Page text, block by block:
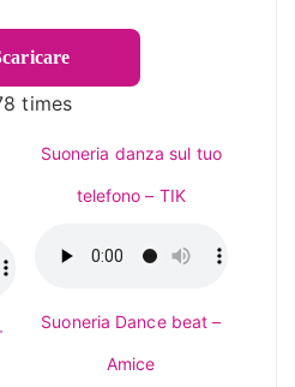
times
Suoneria danza sul tuo
telefono – TIK
Suoneria Dance beat –
Amice